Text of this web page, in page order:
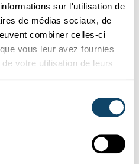
sur l'utilisation de
de médias sociaux, de
combiner celles-ci
vous leur avez fournies
votre utilisation de leurs
en